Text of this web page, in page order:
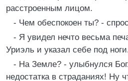
расстроенным лицом.
- Чем обеспокоен ты? -
- Я увидел нечто весьма
Уриэль и указал себе под
- На Земле? - улыбнулся
недостатка в страданиях! Ну